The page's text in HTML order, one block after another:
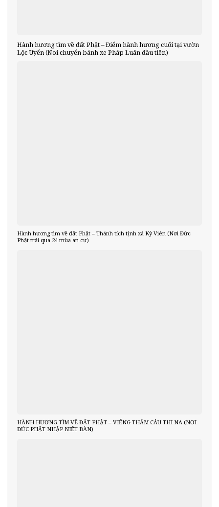
Hành hương tìm về đất Phật – Điểm hành hương cuối tại vườn
Lộc Uyển (Noi chuyển bánh xe Pháp Luân đầu tiên)
Hành hương tìm về đất Phật – Thánh tích tịnh xá Kỳ Viên (Nơi Đức
Phật trải qua 24 mùa an cư)
HÀNH HƯƠNG TÌM VỀ ĐẤT PHẬT – VIẾNG THĂM CÂU THI NA (NƠI
ĐỨC PHẬT NHẬP NIẾT BÀN)